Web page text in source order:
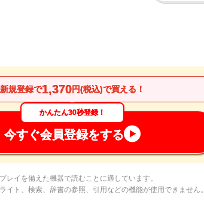
新規登録で1,370円(税込)で買える！
かんたん30秒登録！
今すぐ会員登録をする
イを備えた機器で読むことに適しています。
イト、検索、辞書の参照、引用などの機能が使用できません。